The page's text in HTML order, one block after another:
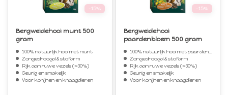
-15%
Bergweidehooi munt 500
gram
100% natuurlijk hooi met munt
Zongedroogd & stofarm
Rijk aan ruwe vezels (>30%)
Geurig en smakelijk
Voor konijnen en knaagdieren
-15%
Bergweidehooi
paardenbloem 500 gram
100% natuurlijk hooi met paardenbloem
Zongedroogd & stofarm
Rijk aan ruwe vezels (>30%)
Geurig en smakelijk
Voor konijnen en knaagdieren